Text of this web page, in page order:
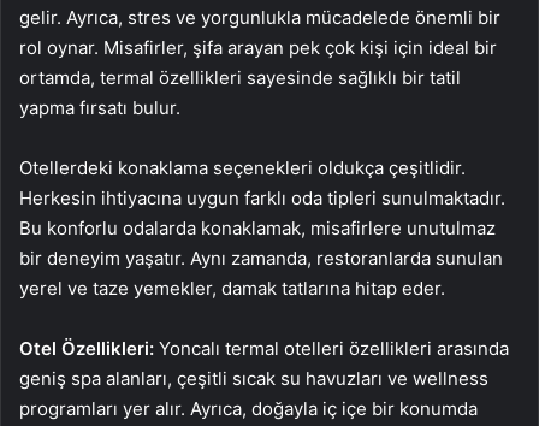
gelir. Ayrıca, stres ve yorgunlukla mücadelede önemli bir
rol oynar. Misafirler, şifa arayan pek çok kişi için ideal bir
ortamda, termal özellikleri sayesinde sağlıklı bir tatil
yapma fırsatı bulur.
Otellerdeki konaklama seçenekleri oldukça çeşitlidir.
Herkesin ihtiyacına uygun farklı oda tipleri sunulmaktadır.
Bu konforlu odalarda konaklamak, misafirlere unutulmaz
bir deneyim yaşatır. Aynı zamanda, restoranlarda sunulan
yerel ve taze yemekler, damak tatlarına hitap eder.
Otel Özellikleri: Yoncalı termal otelleri özellikleri arasında
geniş spa alanları, çeşitli sıcak su havuzları ve wellness
programları yer alır. Ayrıca, doğayla iç içe bir konumda